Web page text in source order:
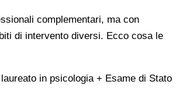
complementari, ma con
di intervento diversi. Ecco cosa le
in psicologia + Esame di Stato